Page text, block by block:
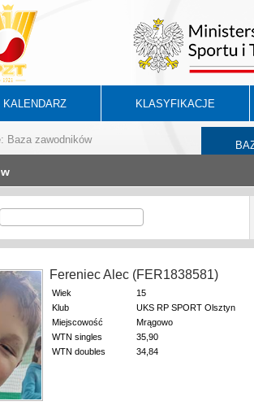
KALENDARZ KLASYFIKACJE
Baza zawodników
Fereniec Alec (FER1838581)
Wiek
15
Klub
UKS RP SPORT Olsztyn
Miejscowość
Mrągowo
WTN singles
35,90
WTN doubles
34,84